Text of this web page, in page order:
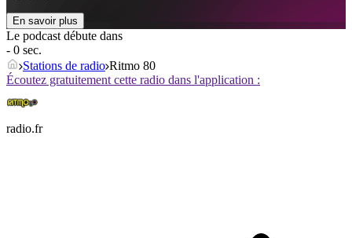
En savoir plus
Le podcast débute dans
- 0 sec.
Stations de radio Ritmo 80
Écoutez gratuitement cette radio dans l'application :
radio.fr